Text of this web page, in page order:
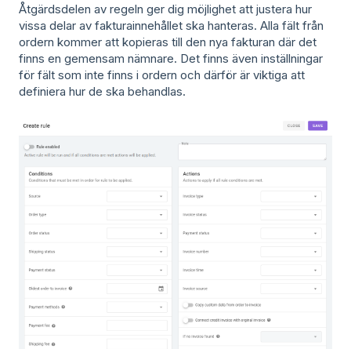
Åtgärdsdelen av regeln ger dig möjlighet att justera hur
vissa delar av fakturainnehållet ska hanteras. Alla fält från
ordern kommer att kopieras till den nya fakturan där det
finns en gemensam nämnare. Det finns även inställningar
för fält som inte finns i ordern och därför är viktiga att
definiera hur de ska behandlas.